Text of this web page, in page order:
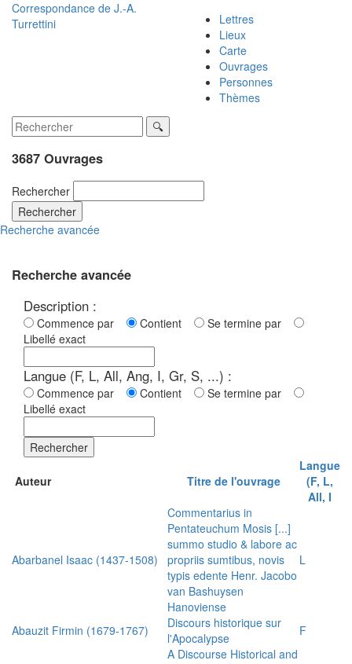
Correspondance de J.-A.
Turrettini
Lettres
Lieux
Carte
Ouvrages
Personnes
Thèmes
3687 Ouvrages
Rechercher
Rechercher
Recherche avancée
Recherche avancée
Description :
Commence par Contient
Se termine par
Libellé exact
Langue (F, L, All, Ang, I, Gr, S, ...) :
Commence par Contient
Se termine par
Libellé exact
Rechercher
Auteur Titre de l'ouvrage
Langue
(F, L,
All, I
Abarbanel Isaac (1437-1508)
Commentarius in
Pentateuchum Mosis [...]
summo studio & labore ac
propriis sumtibus, novis
typis edente Henr. Jacobo
van Bashuysen
Hanoviense
L
Abauzit Firmin (1679-1767)
Discours historique sur
l'Apocalypse
F
A Discourse Historical and